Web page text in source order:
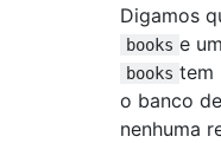
Digamos
books e
books tem
o banco
nenhuma